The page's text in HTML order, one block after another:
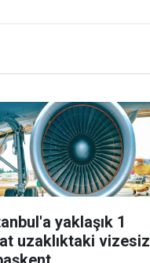
yaklaşık 1
uzaklıktaki vizesiz